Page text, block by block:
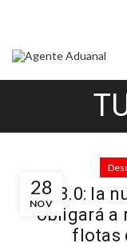
28
NOV
NDC 3.0: la
obligará a
flotas